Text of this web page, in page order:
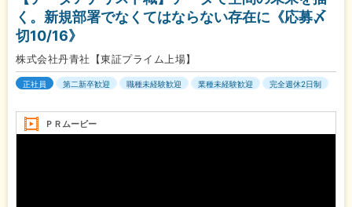
く。新規部署でなくてはならない存在に《応募〆
切10/16》
株式会社丹青社【東証プライム上場】
正社員 第二新卒歓迎 職種未経験歓迎 業種未経験歓迎 完全週休2日制
ＰＲムービー